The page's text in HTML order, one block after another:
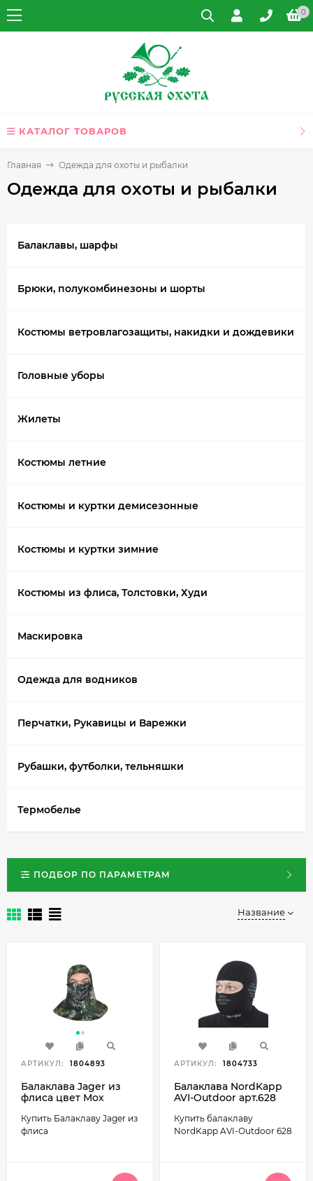
0
КАТАЛОГ ТОВАРОВ
Главная Одежда для охоты и рыбалки
Одежда для охоты и рыбалки
Балаклавы, шарфы
Брюки, полукомбинезоны и шорты
Костюмы ветровлагозащиты, накидки и дождевики
Головные уборы
Жилеты
Костюмы летние
Костюмы и куртки демисезонные
Костюмы и куртки зимние
Костюмы из флиса, Толстовки, Худи
Маскировка
Одежда для водников
Перчатки, Рукавицы и Варежки
Рубашки, футболки, тельняшки
Термобелье
ПОДБОР ПО ПАРАМЕТРАМ
Название
АРТИКУЛ: 1804893
Балаклава Jager из
флиса цвет Мох
Купить Балаклаву Jager из
флиса
АРТИКУЛ: 1804733
Балаклава NordKapp
AVI-Outdoor арт.628
Купить балаклаву
NordKapp AVI-Outdoor 628